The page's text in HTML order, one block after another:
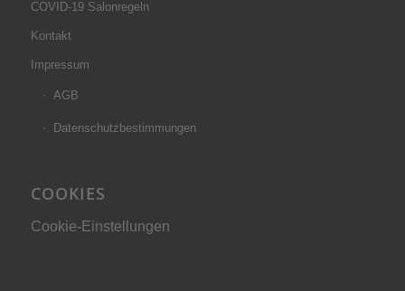
COVID-19 Salonregeln
Kontakt
Impressum
AGB
Datenschutzbestimmungen
COOKIES
Cookie-Einstellungen